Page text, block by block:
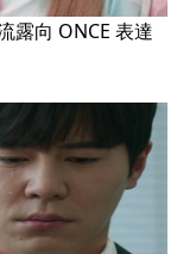
露向 ONCE 表達